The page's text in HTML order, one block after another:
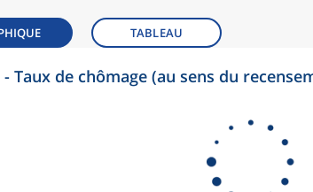
TABLEAU
- Taux de chômage (au sens du